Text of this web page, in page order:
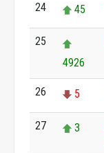
24 45
25
4926
26 5
27 3